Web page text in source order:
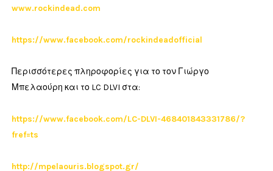
www.rockindead.com
https://www.facebook.com/rockindeadofficial
Περισσότερες πληροφορίες για το τον Γιώργο
Μπελαούρη και το LC DLVI στα:
https://www.facebook.com/LC-DLVI-468401843331786/?
fref=ts
http://mpelaouris.blogspot.gr/